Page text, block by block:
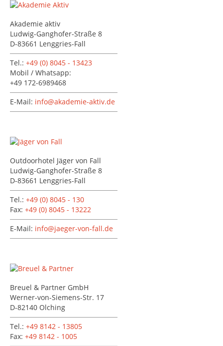
Akademie aktiv
Ludwig-Ganghofer-Straße 8
D-83661 Lenggries-Fall
Tel.: +49 (0) 8045 - 13423
Mobil / Whatsapp:
+49 172-6989468
E-Mail: info@akademie-aktiv.de
Outdoorhotel Jäger von Fall
Ludwig-Ganghofer-Straße 8
D-83661 Lenggries-Fall
Tel.: +49 (0) 8045 - 130
Fax: +49 (0) 8045 - 13222
E-Mail: info@jaeger-von-fall.de
Breuel & Partner GmbH
Werner-von-Siemens-Str. 17
D-82140 Olching
Tel.: +49 8142 - 13805
Fax: +49 8142 - 1005